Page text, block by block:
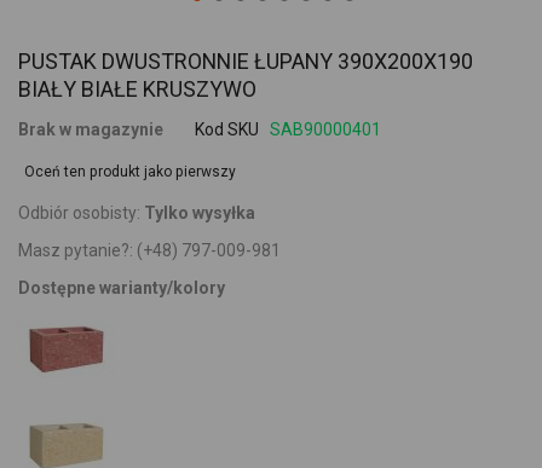
PUSTAK DWUSTRONNIE ŁUPANY 390X200X190
BIAŁY BIAŁE KRUSZYWO
Brak w magazynie Kod SKU SAB90000401
Oceń ten produkt jako pierwszy
Odbiór osobisty: Tylko wysyłka
Masz pytanie?: (+48) 797-009-981
Dostępne warianty/kolory